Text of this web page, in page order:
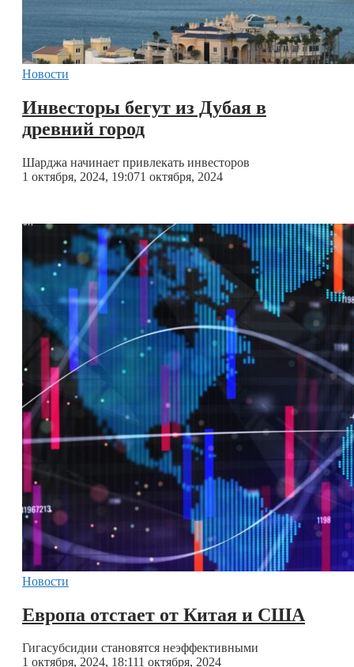
Новости
Инвесторы бегут из Дубая в
древний город
Шарджа начинает привлекать инвесторов
1 октября, 2024, 19:071 октября, 2024
Новости
Европа отстает от Китая и США
Гигасубсидии становятся неэффективными
1 октября, 2024, 18:111 октября, 2024